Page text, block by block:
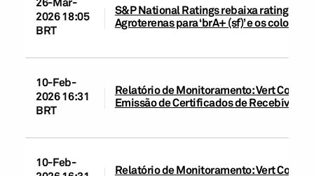
2026 18:05
BRT
S&P National Ratings rebaixa ratings da
Agroterenas para ‘brA+ (sf)’ e os coloca
10-Feb-
2026 16:31
BRT
Relatório de Monitoramento: Vert
Emissão de Certificados de Recebíveis
10-Feb-
Relatório de Monitoramento: Vert